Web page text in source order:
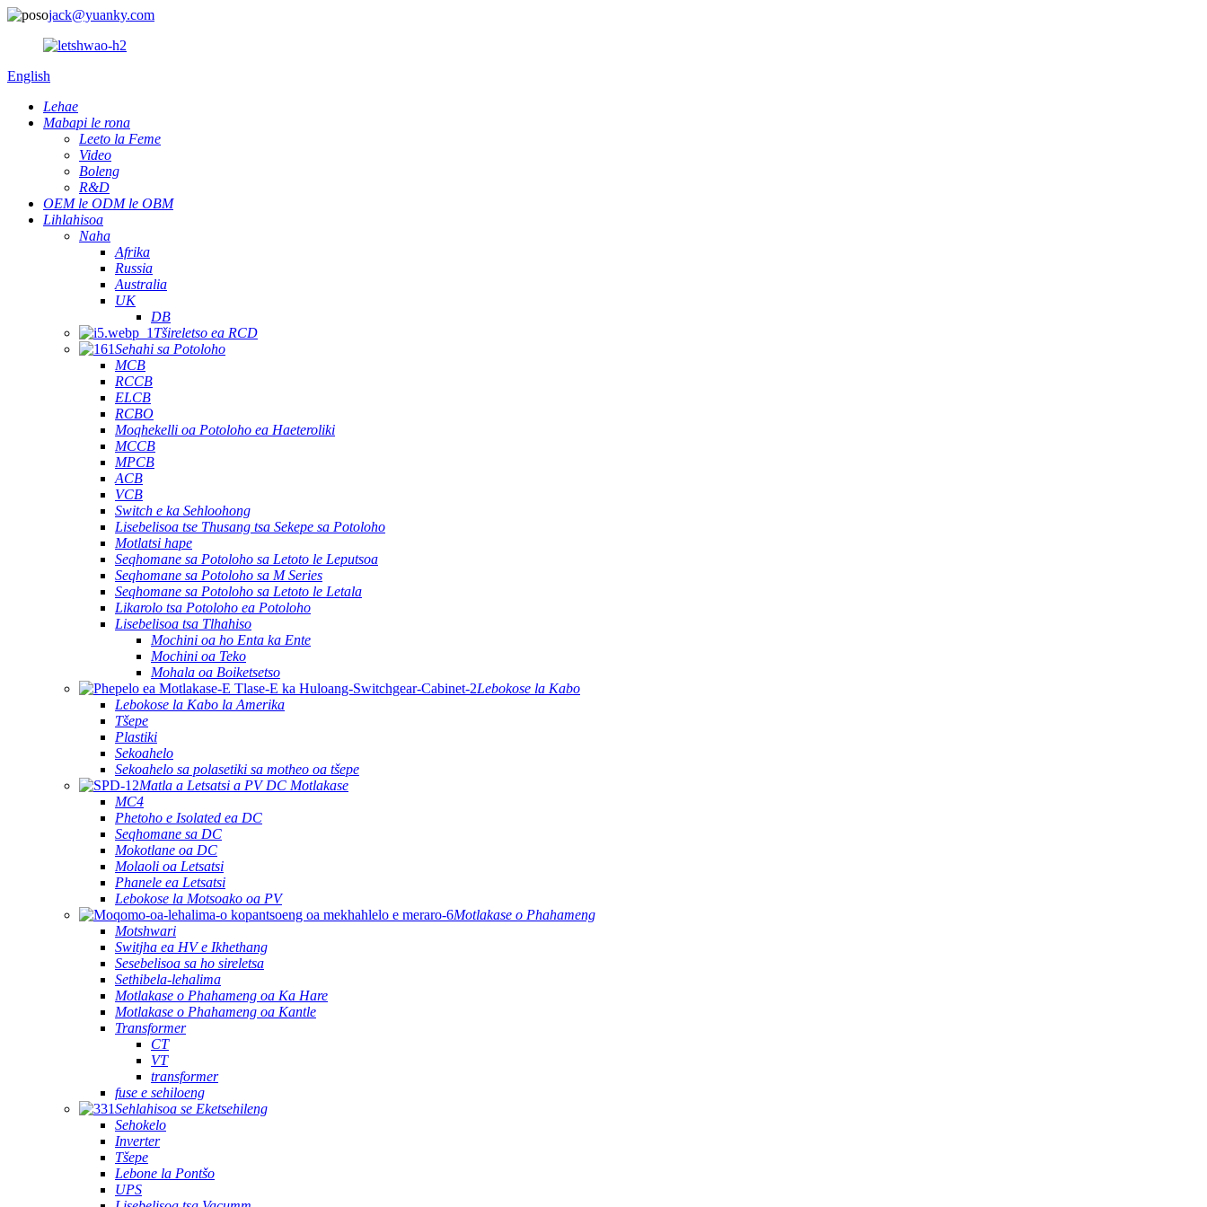
jack@yuanky.com
English
Lehae
Mabapi le rona
Leeto la Feme
Video
Boleng
R&D
OEM le ODM le OBM
Lihlahisoa
Naha
Afrika
Russia
Australia
UK
DB
Tšireletso ea RCD
Sehahi sa Potoloho
MCB
RCCB
ELCB
RCBO
Moqhekelli oa Potoloho ea Haeteroliki
MCCB
MPCB
ACB
VCB
Switch e ka Sehloohong
Lisebelisoa tse Thusang tsa Sekepe sa Potoloho
Motlatsi hape
Seqhomane sa Potoloho sa Letoto le Leputsoa
Seqhomane sa Potoloho sa M Series
Seqhomane sa Potoloho sa Letoto le Letala
Likarolo tsa Potoloho ea Potoloho
Lisebelisoa tsa Tlhahiso
Mochini oa ho Enta ka Ente
Mochini oa Teko
Mohala oa Boiketsetso
Lebokose la Kabo
Lebokose la Kabo la Amerika
Tšepe
Plastiki
Sekoahelo
Sekoahelo sa polasetiki sa motheo oa tšepe
Matla a Letsatsi a PV DC Motlakase
MC4
Phetoho e Isolated ea DC
Seqhomane sa DC
Mokotlane oa DC
Molaoli oa Letsatsi
Phanele ea Letsatsi
Lebokose la Motsoako oa PV
Motlakase o Phahameng
Motshwari
Switjha ea HV e Ikhethang
Sesebelisoa sa ho sireletsa
Sethibela-lehalima
Motlakase o Phahameng oa Ka Hare
Motlakase o Phahameng oa Kantle
Transformer
CT
VT
transformer
fuse e sehiloeng
Sehlahisoa se Eketsehileng
Sehokelo
Inverter
Tšepe
Lebone la Pontšo
UPS